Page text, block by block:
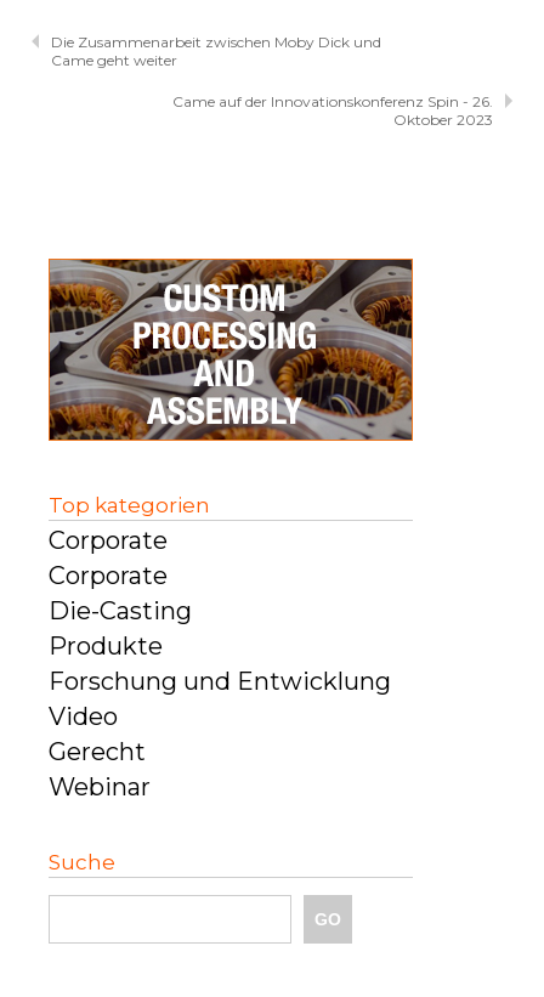
Die Zusammenarbeit zwischen Moby Dick und
Came geht weiter
Came auf der Innovationskonferenz Spin - 26.
Oktober 2023
Top kategorien
Corporate
Corporate
Die-Casting
Produkte
Forschung und Entwicklung
Video
Gerecht
Webinar
Suche